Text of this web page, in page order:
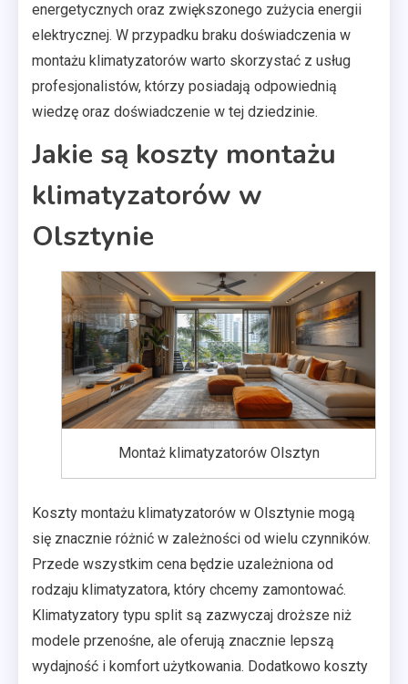
energetycznych oraz zwiększonego zużycia energii
elektrycznej. W przypadku braku doświadczenia w
montażu klimatyzatorów warto skorzystać z usług
profesjonalistów, którzy posiadają odpowiednią
wiedzę oraz doświadczenie w tej dziedzinie.
Jakie są koszty montażu
klimatyzatorów w
Olsztynie
Montaż klimatyzatorów Olsztyn
Koszty montażu klimatyzatorów w Olsztynie mogą
się znacznie różnić w zależności od wielu czynników.
Przede wszystkim cena będzie uzależniona od
rodzaju klimatyzatora, który chcemy zamontować.
Klimatyzatory typu split są zazwyczaj droższe niż
modele przenośne, ale oferują znacznie lepszą
wydajność i komfort użytkowania. Dodatkowo koszty